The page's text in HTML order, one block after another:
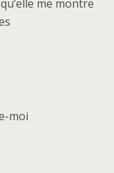
me montre
moi